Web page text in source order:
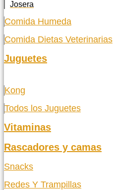
Josera
Comida Humeda
Comida Dietas Veterinarias
Juguetes
Kong
Todos los Juguetes
Vitaminas
Rascadores y camas
Snacks
Redes Y Trampillas